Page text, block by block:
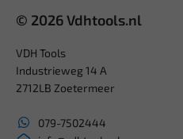
© 2026 Vdhtools.nl
VDH Tools
Industrieweg 14 A
2712LB Zoetermeer
079-7502444